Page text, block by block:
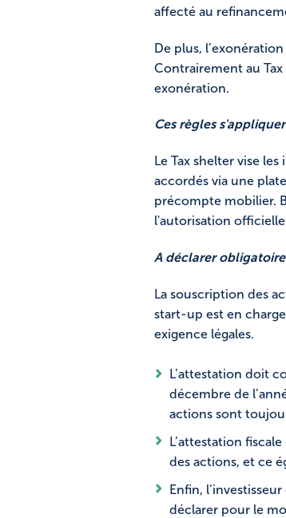
affecté au
De plus,
Contrairement au
exonération.
Ces règles
Le Tax shelter vise
accordés via une
précompte mobilier.
l'autorisation officielle
A déclarer
La souscription des
start-up est en
exigence légales.
L’attestation doit
décembre de
actions sont
L’attestation
des actions, et ce
Enfin,
déclarer pour le